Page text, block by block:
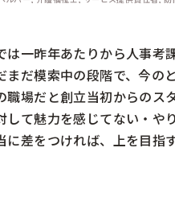
は一昨年あたりから人事考
まだ模索中の段階で、今の
職場だと創立当初からのス
して魅力を感じてない・や
に差をつければ、上を目